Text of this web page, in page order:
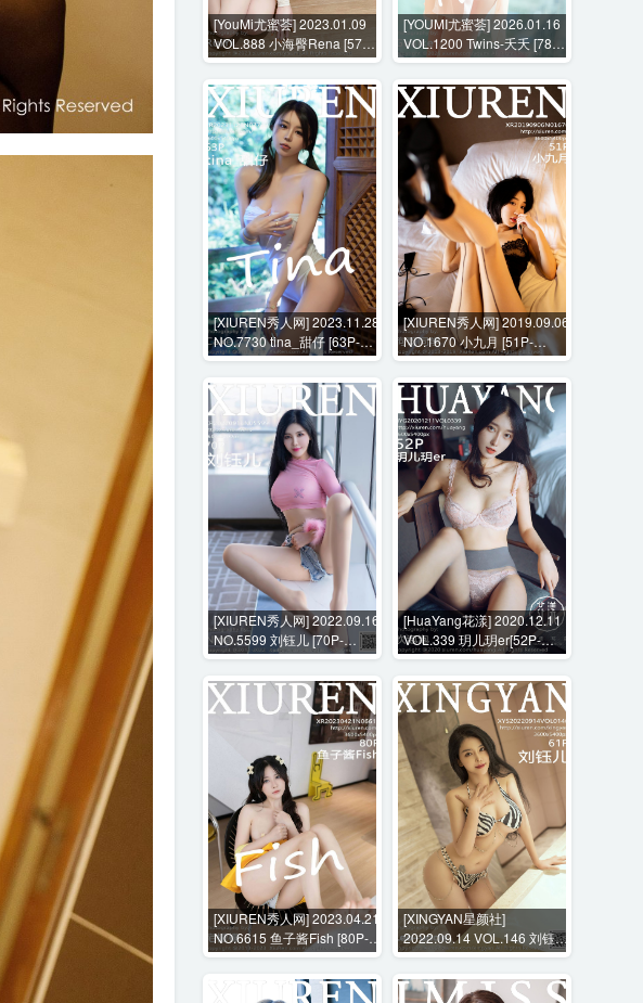
[YouMi尤蜜荟] 2023.01.09
VOL.888 小海臀Rena [57P-
514MB]
[YOUMI尤蜜荟] 2026.01.16
VOL.1200 Twins-夭夭 [78P-
679MB]
[XIUREN秀人网] 2023.11.28
NO.7730 tina_甜仔 [63P-
623MB]
[XIUREN秀人网] 2019.09.06
NO.1670 小九月 [51P-
136MB]
[XIUREN秀人网] 2022.09.16
NO.5599 刘钰儿 [70P-
560MB]
[HuaYang花漾] 2020.12.11
VOL.339 玥儿玥er[52P-
618MB]
[XIUREN秀人网] 2023.04.21
NO.6615 鱼子酱Fish [80P-
697MB]
[XINGYAN星颜社]
2022.09.14 VOL.146 刘钰儿
[61P-510MB]